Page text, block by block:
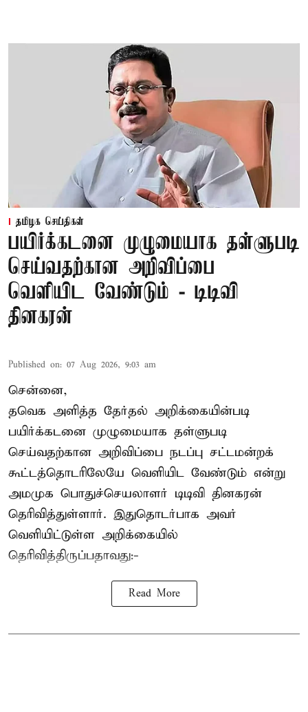
தமிழக செய்திகள்
பயிர்க்கடனை முழுமையாக தள்ளுபடி
செய்வதற்கான அறிவிப்பை
வெளியிட வேண்டும் - டிடிவி
தினகரன்
Published on: 07 Aug 2026, 9:03 am
சென்னை,
தவெக அளித்த தேர்தல் அறிக்கையின்படி
பயிர்க்கடனை முழுமையாக தள்ளுபடி
செய்வதற்கான அறிவிப்பை நடப்பு சட்டமன்றக்
கூட்டத்தொடரிலேயே வெளியிட வேண்டும் என்று
அமமுக பொதுச்செயலாளர் டிடிவி தினகரன்
தெரிவித்துள்ளார். இதுதொடர்பாக அவர்
வெளியிட்டுள்ள அறிக்கையில்
தெரிவித்திருப்பதாவது:-
Read More